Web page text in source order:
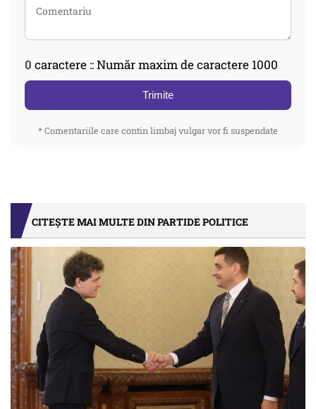
0 caractere :: Număr maxim de caractere 1000
Trimite
* Comentariile care contin limbaj vulgar vor fi suspendate
CITEȘTE MAI MULTE DIN PARTIDE POLITICE